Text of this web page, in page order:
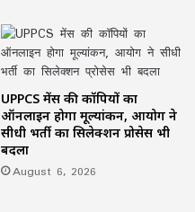
UPPCS मेंस की कॉपियों का
ऑनलाइन होगा मूल्यांकन, आयोग ने
सीधी भर्ती का सिलेक्शन प्रोसेस भी
बदला
August 6, 2026